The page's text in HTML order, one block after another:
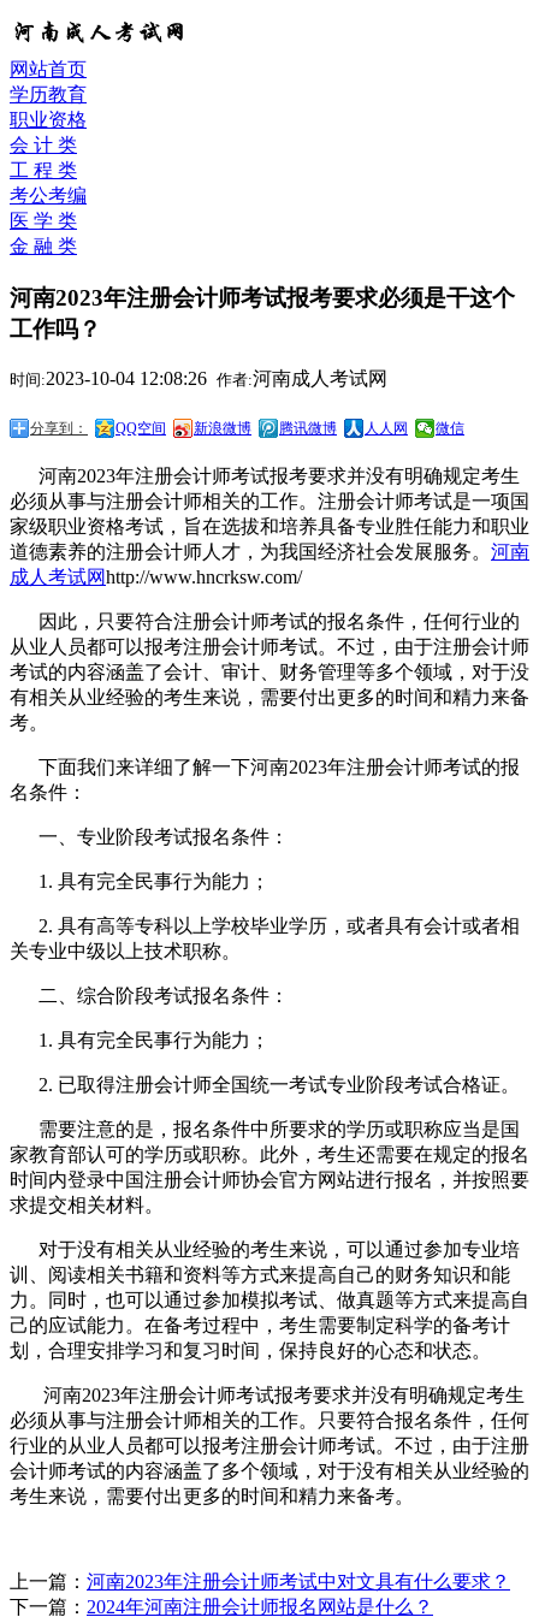
网站首页
学历教育
职业资格
会 计 类
工 程 类
考公考编
医 学 类
金 融 类
河南2023年注册会计师考试报考要求必须是干这个
工作吗？
时间:2023-10-04 12:08:26 作者:河南成人考试网
分享到： QQ空间 新浪微博 腾讯微博 人人网 微信
河南2023年注册会计师考试报考要求并没有明确规定考生
必须从事与注册会计师相关的工作。注册会计师考试是一项国
家级职业资格考试，旨在选拔和培养具备专业胜任能力和职业
道德素养的注册会计师人才，为我国经济社会发展服务。 河南
成人考试网http://www.hncrksw.com/
因此，只要符合注册会计师考试的报名条件，任何行业的
从业人员都可以报考注册会计师考试。不过，由于注册会计师
考试的内容涵盖了会计、审计、财务管理等多个领域，对于没
有相关从业经验的考生来说，需要付出更多的时间和精力来备
考。
下面我们来详细了解一下河南2023年注册会计师考试的报
名条件：
一、专业阶段考试报名条件：
1. 具有完全民事行为能力；
2. 具有高等专科以上学校毕业学历，或者具有会计或者相
关专业中级以上技术职称。
二、综合阶段考试报名条件：
1. 具有完全民事行为能力；
2. 已取得注册会计师全国统一考试专业阶段考试合格证。
需要注意的是，报名条件中所要求的学历或职称应当是国
家教育部认可的学历或职称。此外，考生还需要在规定的报名
时间内登录中国注册会计师协会官方网站进行报名，并按照要
求提交相关材料。
对于没有相关从业经验的考生来说，可以通过参加专业培
训、阅读相关书籍和资料等方式来提高自己的财务知识和能
力。同时，也可以通过参加模拟考试、做真题等方式来提高自
己的应试能力。在备考过程中，考生需要制定科学的备考计
划，合理安排学习和复习时间，保持良好的心态和状态。
河南2023年注册会计师考试报考要求并没有明确规定考生
必须从事与注册会计师相关的工作。只要符合报名条件，任何
行业的从业人员都可以报考注册会计师考试。不过，由于注册
会计师考试的内容涵盖了多个领域，对于没有相关从业经验的
考生来说，需要付出更多的时间和精力来备考。
上一篇： 河南2023年注册会计师考试中对文具有什么要求？
下一篇： 2024年河南注册会计师报名网站是什么？